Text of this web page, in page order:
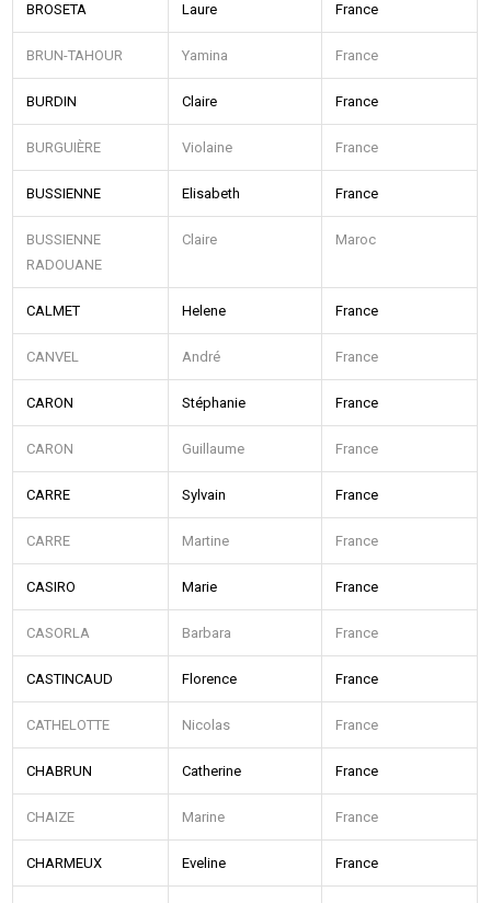
BROSETA Laure France
BRUN-TAHOUR Yamina France
BURDIN Claire France
BURGUIÈRE Violaine France
BUSSIENNE Elisabeth France
BUSSIENNE
RADOUANE
Claire Maroc
CALMET Helene France
CANVEL André France
CARON Stéphanie France
CARON Guillaume France
CARRE Sylvain France
CARRE Martine France
CASIRO Marie France
CASORLA Barbara France
CASTINCAUD Florence France
CATHELOTTE Nicolas France
CHABRUN Catherine France
CHAIZE Marine France
CHARMEUX Eveline France